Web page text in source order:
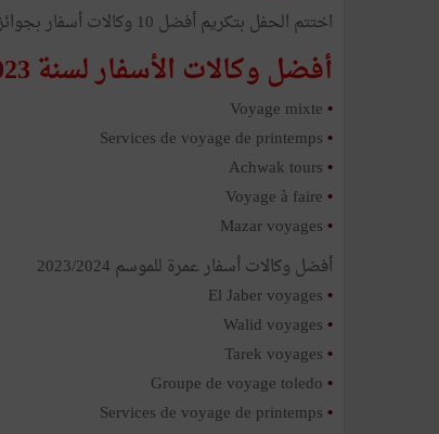
اختتم الحفل بتكريم أفضل 10 وكالات أسفار بجوائز لأدائها الاستثنائي خلال العام الماضي وشملت الجوائز:
أفضل وكالات الأسفار لسنة 2023
•
•
•
•
•
أفضل وكالات أسفار عمرة للموسم 2023/2024
•
•
•
•
•